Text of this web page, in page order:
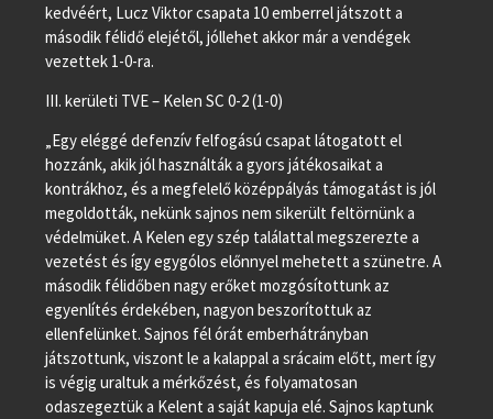
kedvéért, Lucz Viktor csapata 10 emberrel játszott a
második félidő elejétől, jóllehet akkor már a vendégek
vezettek 1-0-ra.
III. kerületi TVE – Kelen SC 0-2 (1-0)
„Egy eléggé defenzív felfogású csapat látogatott el
hozzánk, akik jól használták a gyors játékosaikat a
kontrákhoz, és a megfelelő középpályás támogatást is jól
megoldották, nekünk sajnos nem sikerült feltörnünk a
védelmüket. A Kelen egy szép találattal megszerezte a
vezetést és így egygólos előnnyel mehetett a szünetre. A
második félidőben nagy erőket mozgósítottunk az
egyenlítés érdekében, nagyon beszorítottuk az
ellenfelünket. Sajnos fél órát emberhátrányban
játszottunk, viszont le a kalappal a srácaim előtt, mert így
is végig uraltuk a mérkőzést, és folyamatosan
odaszegeztük a Kelent a saját kapuja elé. Sajnos kaptunk